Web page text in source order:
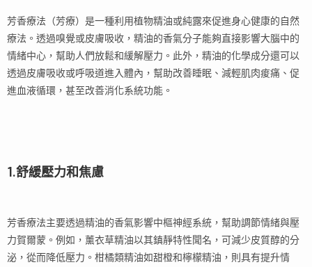
芳香療法（芳療）是一種利用植物精油或純露來促進身心健康的自然
療法。透過嗅覺或皮膚吸收，精油的香氣分子能夠直接影響大腦中的
情緒中心，幫助人們放鬆和緩解壓力。此外，精油的化學成分還可以
透過皮膚吸收或呼吸道進入體內，幫助改善睡眠、減輕肌肉痠痛、促
進血液循環，甚至改善消化系統功能。
1.舒緩壓力和焦慮
芳香療法主要透過精油的香氣影響中樞神經系統，幫助調節情緒與壓
力賀爾蒙。例如，薰衣草精油以其鎮靜特性聞名，可減少皮質醇的分
泌，從而降低壓力。柑橘類精油如甜橙和檸檬精油，則具有提升情